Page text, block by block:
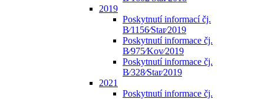
2019
Poskytnutí informací čj.
B⁄1156⁄Star⁄2019
Poskytnutí informace čj.
B⁄975⁄Kov⁄2019
Poskytnutí informace čj.
B⁄328⁄Star⁄2019
2021
Poskytnutí informace čj.